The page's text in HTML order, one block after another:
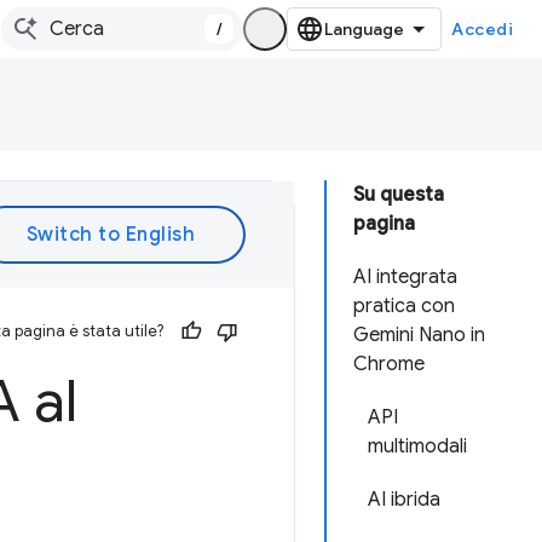
/ Accedi
Su questa
pagina
AI integrata
pratica con
Gemini Nano in
Chrome
API
multimodali
AI ibrida
pagina è stata utile?
al